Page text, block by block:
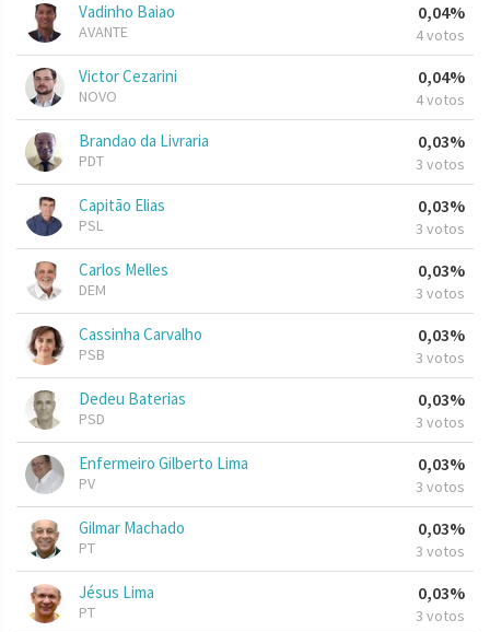
Vadinho Baiao
AVANTE
0,04%
4 votos
Victor Cezarini
NOVO
0,04%
4 votos
Brandao da Livraria
PDT
0,03%
3 votos
Capitão Elias
PSL
0,03%
3 votos
Carlos Melles
DEM
0,03%
3 votos
Cassinha Carvalho
PSB
0,03%
3 votos
Dedeu Baterias
PSD
0,03%
3 votos
Enfermeiro Gilberto Lima
PV
0,03%
3 votos
Gilmar Machado
PT
0,03%
3 votos
Jésus Lima
PT
0,03%
3 votos